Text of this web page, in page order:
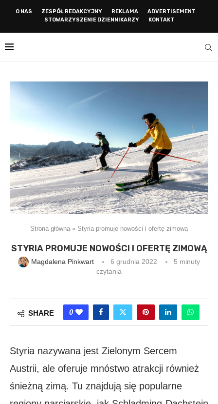
O NAS ZESPÓŁ REDAKCYJNY REKLAMA
ADVERTISEMENT
STOWARZYSZENIE DZIENNIKARZY
KONTAKT
Strona główna » Styria promuje nowości i ofertę zimową
STYRIA PROMUJE NOWOŚCI I OFERTĘ ZIMOWĄ
Magdalena Pinkwart 6 grudnia 2022
5 minuty
czytania
SHARE 0
Styria nazywana jest Zielonym Sercem
Austrii, ale oferuje mnóstwo atrakcji również
śnieżną zimą. Tu znajdują się popularne